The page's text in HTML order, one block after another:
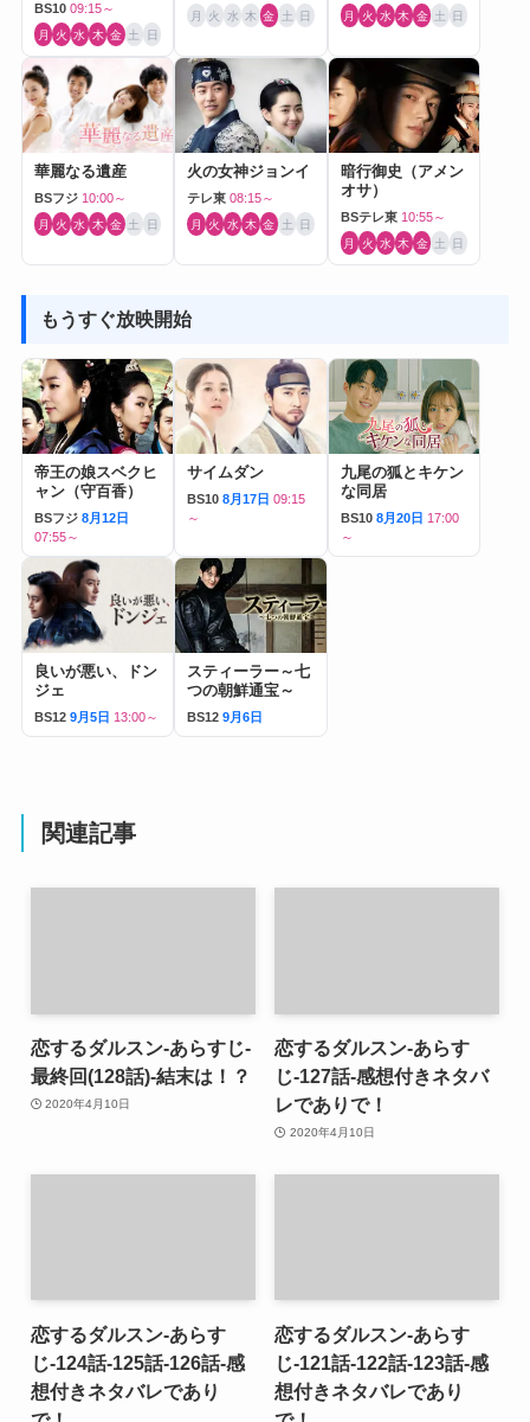
BS10 09:15～
月 火 水 木 金 土 日
月 火 水 木 金 土 日 月 火 水 木 金 土 日
華麗なる遺産
BSフジ 10:00～
月 火 水 木 金 土 日
火の女神ジョンイ
テレ東 08:15～
月 火 水 木 金 土 日
暗行御史（アメン
オサ）
BSテレ東 10:55～
月 火 水 木 金 土 日
もうすぐ放映開始
帝王の娘スベクヒ
ャン（守百香）
BSフジ 8月12日
07:55～
サイムダン
BS10 8月17日 09:15
～
九尾の狐とキケン
な同居
BS10 8月20日 17:00
～
良いが悪い、ドン
ジェ
BS12 9月5日 13:00～
スティーラー～七
つの朝鮮通宝～
BS12 9月6日
関連記事
恋するダルスン-あらすじ-
最終回(128話)-結末は！？
2020年4月10日
恋するダルスン-あらす
じ-127話-感想付きネタバ
レでありで！
2020年4月10日
恋するダルスン-あらす
じ-124話-125話-126話-感
想付きネタバレであり
恋するダルスン-あらす
じ-121話-122話-123話-感
想付きネタバレであり